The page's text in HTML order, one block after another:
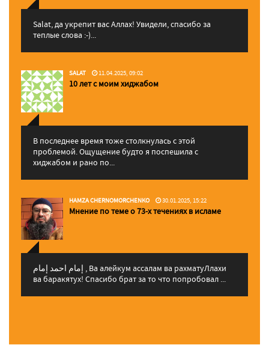
Salat, да укрепит вас Аллаx! Увидели, спасибо за
теплые слова :-)...
SALAT 11.04.2025, 09:02
10 лет с моим хиджабом
В последнее время тоже столкнулась с этой
проблемой. Ощущение будто я поспешила с
хиджабом и рано по...
HAMZA CHERNOMORCHENKO 30.01.2025, 15:22
Мнение по теме о 73-х течениях в исламе
إمام احمد إمام , Ва алейкум ассалам ва рахматуЛлахи
ва баракятух! Спасибо брат за то что попробовал ...